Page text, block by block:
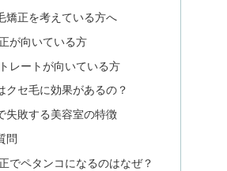
矯正を考えている方へ
が向いている方
レートが向いている方
クセ毛に効果があるの？
失敗する美容室の特徴
問
でペタンコになるのはなぜ？